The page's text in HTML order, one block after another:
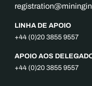
LINHA DE APOIO
+44 (0)20 3855 9557
APOIO AOS
+44 (0)20 3855 9557